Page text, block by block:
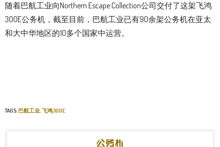
随着巴航工业向Northern Escape Collection公司交付了这架飞鸿
300E公务机，截至目前，巴航工业已有90余架公务机在亚太
和大中华地区的10多个国家中运营。
TAGS: 巴航工业,飞鸿300E